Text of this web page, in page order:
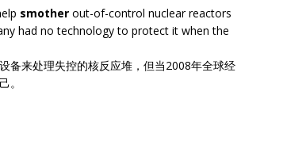
smother out-of-control nuclear reactors
had no technology to protect it when the
备来处理失控的核反应堆，但当2008年全球经
。